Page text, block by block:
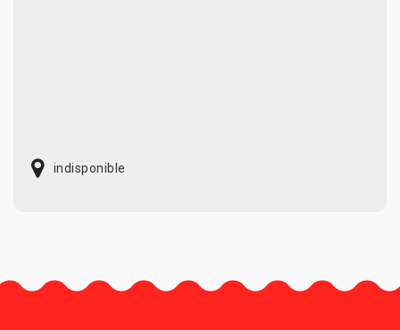
indisponible